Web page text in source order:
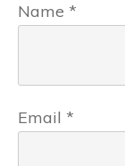
Name *
Email *